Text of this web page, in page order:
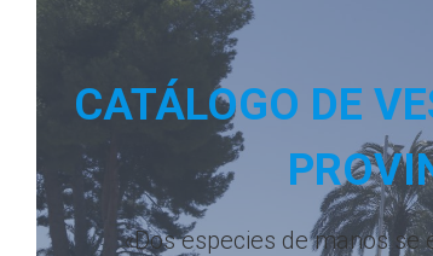
CATÁLOGO DE
«Dos especies de manos